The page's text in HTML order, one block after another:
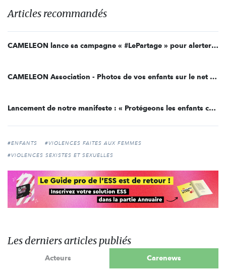
Articles recommandés
CAMELEON lance sa campagne « #LePartage » pour alerter les parents sur les risques de détournement d’images de leurs enfants publiées sur Internet
CAMELEON Association - Photos de vos enfants sur le net - attention danger ! La Maison des maternelles
Lancement de notre manifeste : « Protégeons les enfants contre la cyberpédocriminalité »
#ENFANTS
#VIOLENCES FAITES AUX FEMMES
#VIOLENCES SEXISTES ET SEXUELLES
Les derniers articles publiés
Acteurs Carenews